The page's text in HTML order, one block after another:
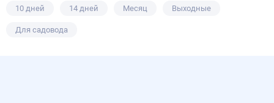
10 дней 14 дней Месяц Выходные
Для садовода